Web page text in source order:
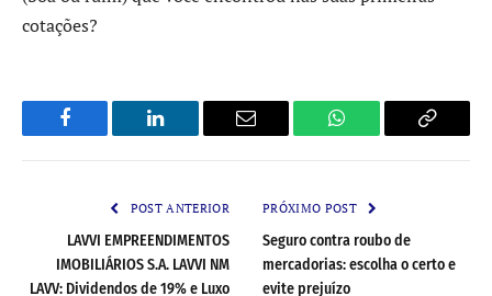
cotações?
Facebook LinkedIn Email WhatsApp Copy
POST ANTERIOR
LAVVI EMPREENDIMENTOS
IMOBILIÁRIOS S.A. LAVVI NM
LAVV: Dividendos de 19% e Luxo
PRÓXIMO POST
Seguro contra roubo de
mercadorias: escolha o certo e
evite prejuízo